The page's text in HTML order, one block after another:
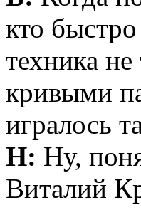
кто
техника
кривыми
игралось
Н: Ну,
Виталий